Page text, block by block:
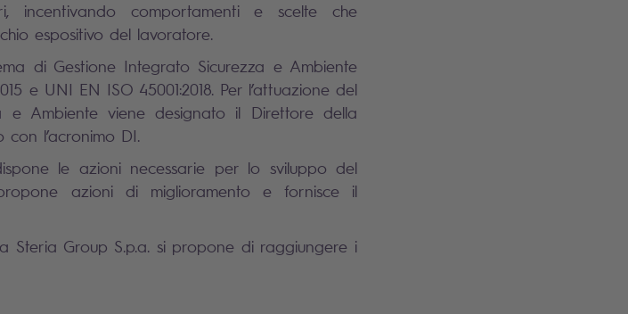
incentivando comportamenti e scelte che
espositivo del lavoratore.
di Gestione Integrato Sicurezza e Ambiente
e UNI EN ISO 45001:2018. Per l’attuazione del
e Ambiente viene designato il Direttore della
l’acronimo DI.
le azioni necessarie per lo sviluppo del
azioni di miglioramento e fornisce il
Steria Group S.p.a. si propone di raggiungere i